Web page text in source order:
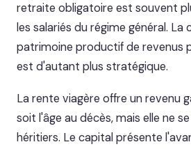
retraite obligatoire est souvent
les salariés du régime général.
patrimoine productif de revenus
est d'autant plus stratégique.
La rente viagère offre un revenu
soit l'âge au décès, mais elle ne
héritiers. Le capital présente